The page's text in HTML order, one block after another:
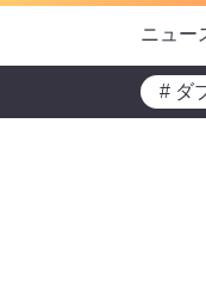
ニュー
# ダ